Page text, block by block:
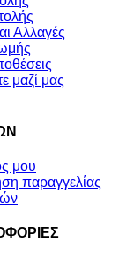
Αλλαγές
μαζί μας
μου
παραγγελίας